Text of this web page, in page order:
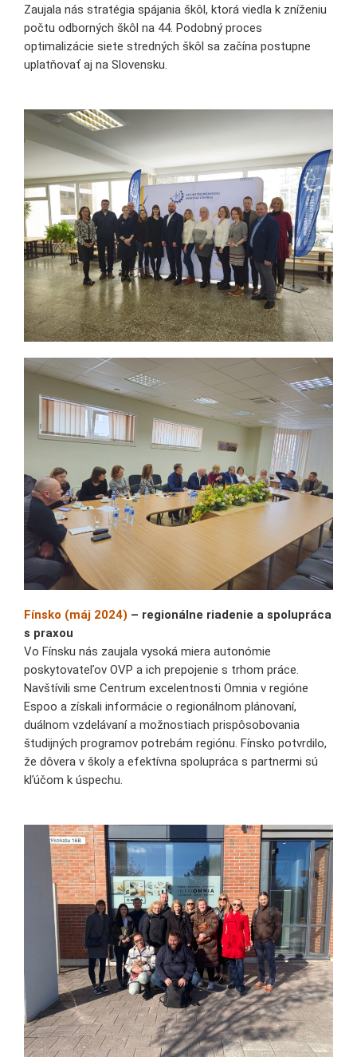
Zaujala nás stratégia spájania škôl, ktorá viedla k zníženiu
počtu odborných škôl na 44. Podobný proces
optimalizácie siete stredných škôl sa začína postupne
uplatňovať aj na Slovensku.
Fínsko (máj 2024) – regionálne riadenie a spolupráca
s praxou
Vo Fínsku nás zaujala vysoká miera autonómie
poskytovateľov OVP a ich prepojenie s trhom práce.
Navštívili sme Centrum excelentnosti Omnia v regióne
Espoo a získali informácie o regionálnom plánovaní,
duálnom vzdelávaní a možnostiach prispôsobovania
študijných programov potrebám regiónu. Fínsko potvrdilo,
že dôvera v školy a efektívna spolupráca s partnermi sú
kľúčom k úspechu.